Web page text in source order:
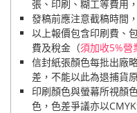
張、印刷、糊工等費用
發稿前應注意截稿時間
以上報價包含印刷費、
費及稅金（須加收5%營
信封紙張顏色每批出廠
差，不能以此為退捕貨
印刷顏色與螢幕所視顏
色，色差爭議亦以